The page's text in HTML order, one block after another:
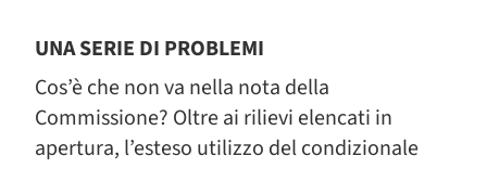
UNA SERIE DI PROBLEMI
Cos’è che non va nella nota della
Commissione? Oltre ai rilievi elencati in
apertura, l’esteso utilizzo del condizionale